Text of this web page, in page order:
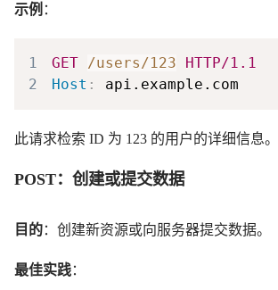
示例 ：
1 GET /users/123
HTTP/1.1
2
Host : api.example.com
此请求检索 ID 为 123 的用户的详细信息。
POST：创建或提交数据
目的：创建新资源或向服务器提交数据。
最佳实践：